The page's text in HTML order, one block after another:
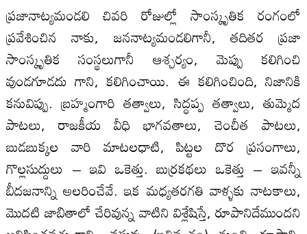
ప్రజానాట్యమండలి చివరి రోజుల్లో సాంస్కృతిక రంగంలో
ప్రవేశించిన నాకు, జననాట్యమండలిగానీ, తదితర ప్రజా
సాంస్కృతిక సంస్థలుగానీ ఆశ్చర్యం, మెప్పు కలిగించి
వుండగూడదు గాని, కలిగించాయి. ఈ కలిగించింది, నిజానికి
కనువిప్పు. బ్రహ్మంగారి తత్వాలు, సిద్ధప్ప తత్వాలు, తుమ్మెద
పాటలు, రాజకీయ వీధి భాగవతాలు, చెంచీత పాటలు,
బుడబుక్కల వారి మాటలధాటి, పిట్టల దొర ప్రసంగాలు,
గొల్లసుద్దులు – ఇవి ఒకెత్తు. బుర్రకథలు ఒకెత్తు – ఇవన్నీ
బీదజనాన్ని అలరించేవే. ఇక మధ్యతరగతి వాళ్ళకు నాటకాలు,
మొదటి జాబితాలో చేరివున్న వాటిని విశ్లేషిస్తే, రూపానిదేముందని